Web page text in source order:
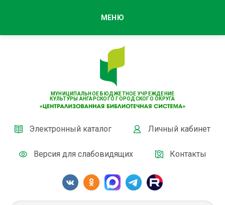
МУНИЦИПАЛЬНОЕ БЮДЖЕТНОЕ УЧРЕЖДЕНИЕ
КУЛЬТУРЫ АНГАРСКОГО ГОРОДСКОГО ОКРУГА
Электронный каталог Личный кабинет
Версия для слабовидящих Контакты
МЕНЮ